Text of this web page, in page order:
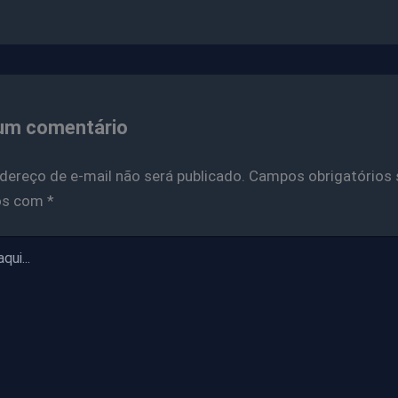
comentário
de e-mail não será publicado. Campos obrigatórios
com *